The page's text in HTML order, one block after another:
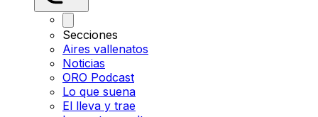
Secciones
Aires vallenatos
Noticias
ORO Podcast
Lo que suena
El lleva y trae